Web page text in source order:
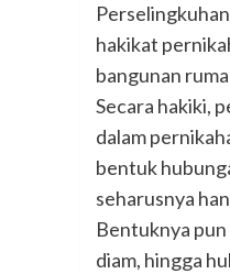
hakikat
bangunan
Secara hakiki,
dalam
bentuk
seharusnya
Bentuknya
diam, hingga